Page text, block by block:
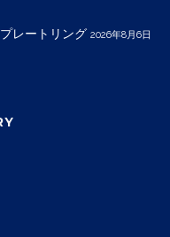
レートリング 2026年8月6日